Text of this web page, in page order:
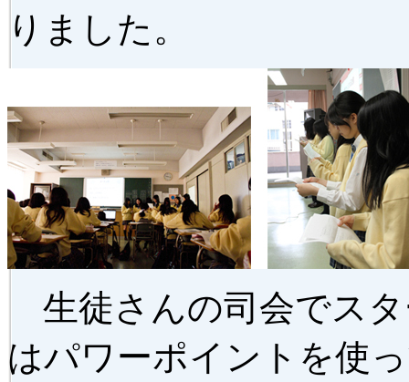
りました。
生徒さんの司会でス
はパワーポイントを使